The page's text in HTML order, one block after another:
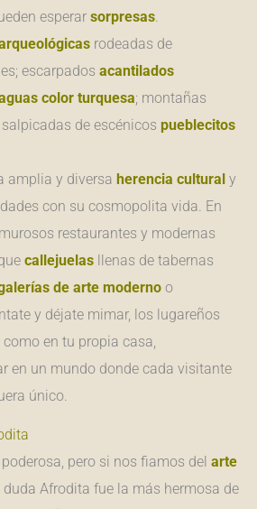
esperar sorpresas.
rodeadas de
escarpados acantilados
color turquesa; montañas
de escénicos pueblecitos
amplia y diversa herencia cultural y
con su cosmopolita vida. En
restaurantes y modernas
callejuelas llenas de tabernas
de arte moderno o
y déjate mimar, los lugareños
en tu propia casa,
en un mundo donde cada visitante
único.
pero si nos fiamos del arte
duda Afrodita fue la más hermosa de